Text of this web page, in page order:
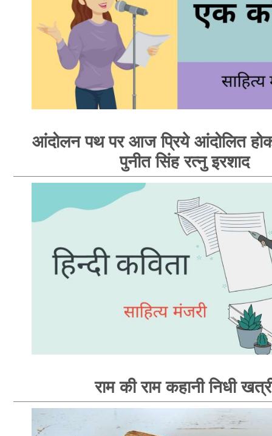
आंदोलन पथ पर आज प्रिये आंदोलित
पुनीत सिंह रत्नु इरशाद
राम की राम कहानी निधी